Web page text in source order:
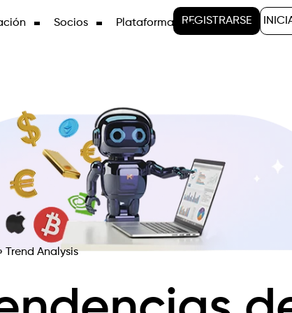
Socios Plataformas REGISTRARSE
Trend Analysis